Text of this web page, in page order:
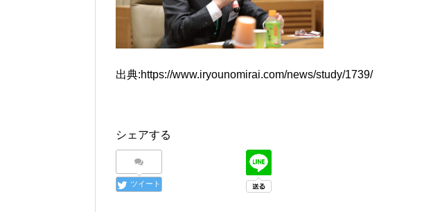
出典:https://www.iryounomirai.com/news/study/1739/
シェアする
ツイート